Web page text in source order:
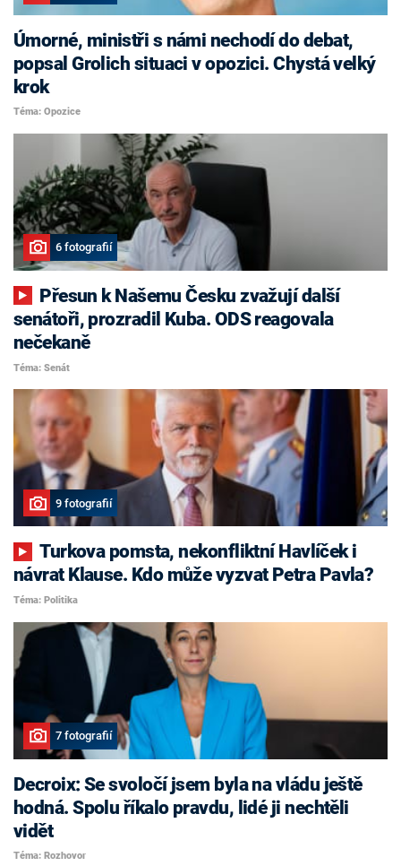
Úmorné, ministři s námi nechodí do debat,
popsal Grolich situaci v opozici. Chystá velký
krok
Téma: Opozice
6 fotografií
senátoři, prozradil Kuba. ODS reagovala
nečekaně
Téma: Senát
9 fotografií
Turkova pomsta, nekonfliktní Havlíček i
návrat Klause. Kdo může vyzvat Petra Pavla?
Téma: Politika
7 fotografií
Decroix: Se svoločí jsem byla na vládu ještě
hodná. Spolu říkalo pravdu, lidé ji nechtěli
vidět
Téma: Rozhovor